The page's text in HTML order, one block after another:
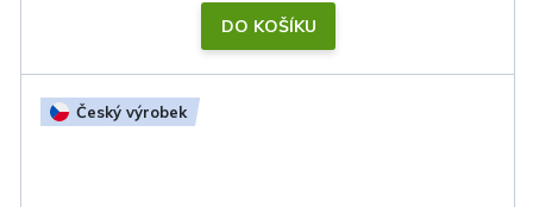
DO KOŠÍKU
Český výrobek